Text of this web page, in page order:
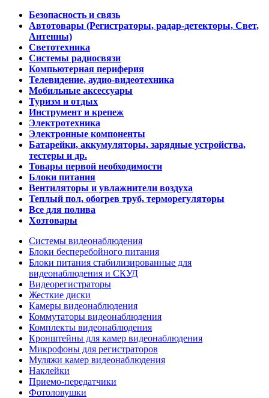
Безопасность и связь
Автотовары (Регистраторы, радар-детекторы, Свет,
Антенны)
Светотехника
Системы радиосвязи
Компьютерная периферия
Телевидение, аудио-видеотехника
Мобильные аксессуары
Туризм и отдых
Инструмент и крепеж
Электротехника
Электронные компоненты
Батарейки, аккумуляторы, зарядные устройства,
тестеры и др.
Товары первой необходимости
Блоки питания
Вентиляторы и увлажнители воздуха
Теплый пол, обогрев труб, терморегуляторы
Все для полива
Хозтовары
Системы видеонаблюдения
Блоки бесперебойного питания
Блоки питания стабилизированные для
видеонаблюдения и СКУД
Видеорегистраторы
Жесткие диски
Камеры видеонаблюдения
Коммутаторы видеонаблюдения
Комплекты видеонаблюдения
Кронштейны для камер видеонаблюдения
Микрофоны для регистраторов
Муляжи камер видеонаблюдения
Наклейки
Приемо-передатчики
Фотоловушки